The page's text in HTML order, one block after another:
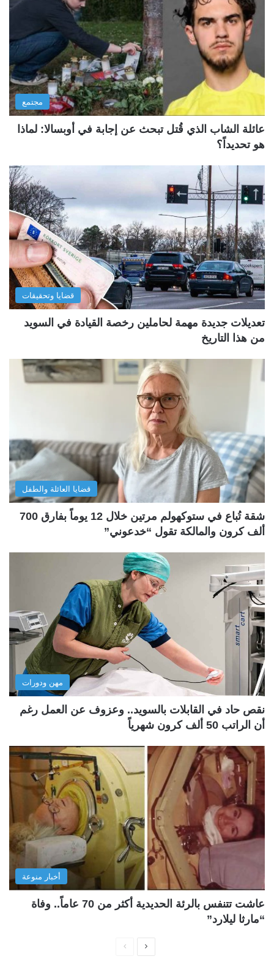
مجتمع
عائلة الشاب الذي قُتل تبحث عن إجابة في أوبسالا: لماذا
هو تحديداً؟
قضايا وتحقيقات
تعديلات جديدة مهمة لحاملين رخصة القيادة في السويد
من هذا التاريخ
قضايا العائلة والطفل
شقة تُباع في ستوكهولم مرتين خلال 12 يوماً بفارق 700
ألف كرون والمالكة تقول “خدعوني”
مهن ودورات
نقص حاد في القابلات بالسويد.. وعزوف عن العمل رغم
أن الراتب 50 ألف كرون شهرياً
أخبار منوعة
عاشت تتنفس بالرئة الحديدية أكثر من 70 عاماً.. وفاة
“مارثا ليلارد”